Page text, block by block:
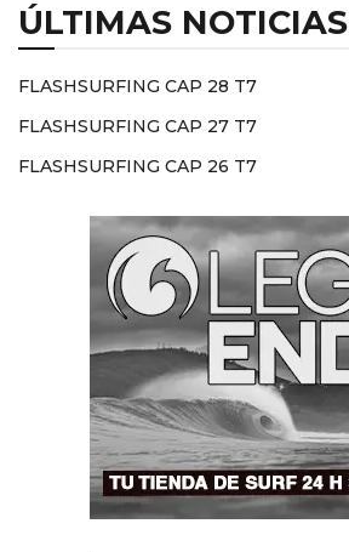
ÚLTIMAS NOTICIAS
FLASHSURFING CAP 28 T7
FLASHSURFING CAP 27 T7
FLASHSURFING CAP 26 T7